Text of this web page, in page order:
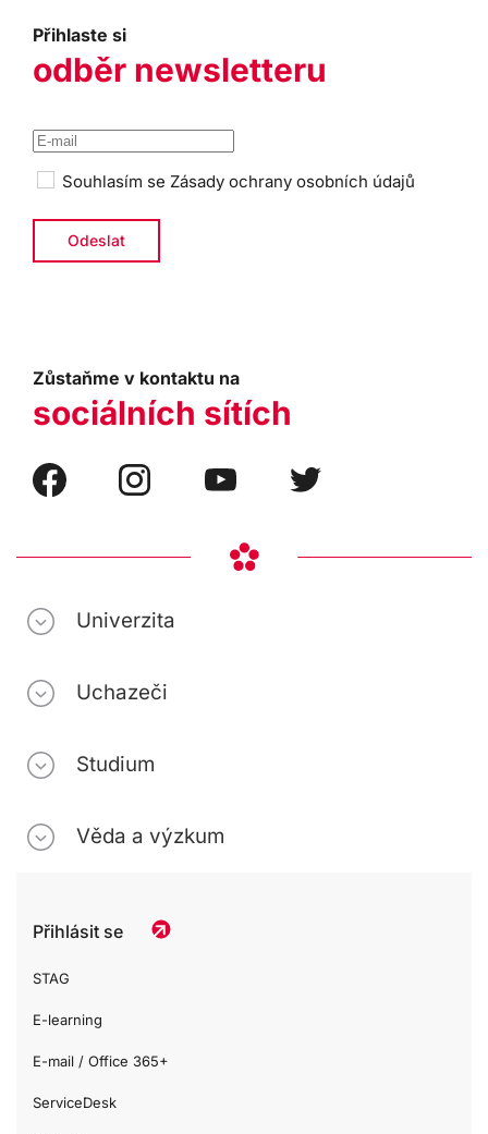
Přihlaste si
odběr newsletteru
Souhlasím se Zásady ochrany osobních údajů
Zůstaňme v kontaktu na
sociálních sítích
Univerzita
Uchazeči
Studium
Věda a výzkum
Přihlásit se
STAG
E-learning
E-mail / Office 365+
ServiceDesk